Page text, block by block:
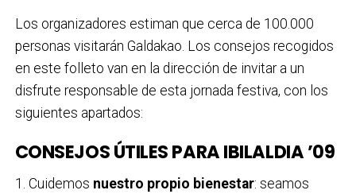
Los organizadores estiman que cerca de 100.000
personas visitarán Galdakao. Los consejos recogidos
en este folleto van en la dirección de invitar a un
disfrute responsable de esta jornada festiva, con los
siguientes apartados:
CONSEJOS ÚTILES PARA IBILALDIA ’09
1. Cuidemos nuestro propio bienestar: seamos